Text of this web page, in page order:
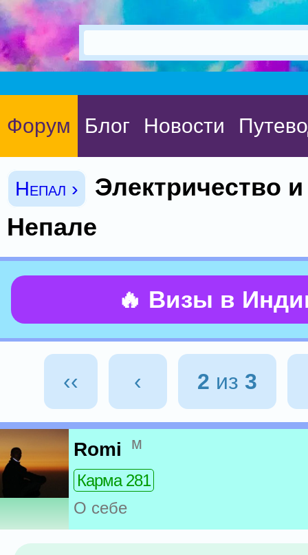
Форум Блог Новости
Непал ›
Электричество
Непале
🔥 Визы в
‹‹ ‹ 2 из 3
Romi м
Карма 281
О себе